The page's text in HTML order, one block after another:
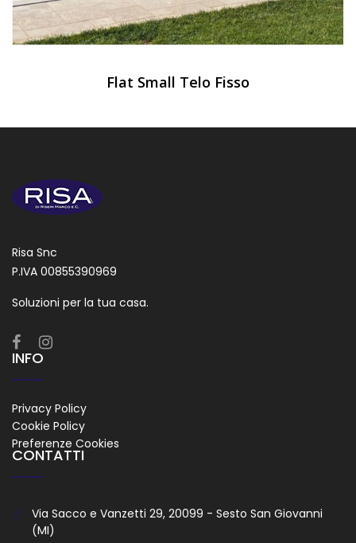
Flat Small Telo Fisso
Risa Snc
P.IVA 00855390969
Soluzioni per la tua casa.
INFO
Privacy Policy
Cookie Policy
Preferenze Cookies
CONTATTI
Via Sacco e Vanzetti 29, 20099 - Sesto San Giovanni
(MI)